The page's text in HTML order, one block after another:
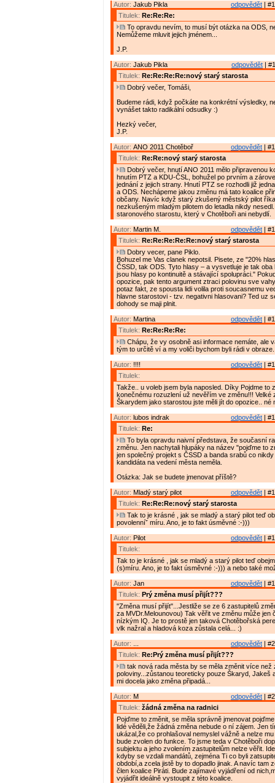
odpovědět |
Autor: Jakub Pikla
Titulek: Re:Re:Re:
To opravdu nevím, to musí být otázka na ODS,
Nemůžeme mluvit jejich jménem...
J.P.
odpovědět |
Autor: Jakub Pikla
Titulek: Re:Re:Re:Re:nový starý starosta
Dobrý večer, Tomáši,
Budeme rádi, když počkáte na konkrétní výsledky,
vynášet takto radikální odsudky :)
Hezký večer,
J.P.
odpovědět |
Autor: ANO 2011 Chotěboř
Titulek: Re:Re:nový starý starosta
Dobrý večer, hnutí ANO 2011 mělo připravenou
hnutím PTZ a KDU-ČSL, bohužel po prvním a
jednání z jejich strany. Hnutí PTZ se rozhodli již
a ODS. Nechápeme jakou změnu má tato koalice
občany. Navíc když starý zkušený městský pilot
nezkušeným mladým pilotem do letadla nikdy
staronového starostu, který v Chotěboři ani nebydlí.
odpovědět |
Autor: Martin M.
Titulek: Re:Re:Re:Re:Re:nový starý starosta
Dobry vecer, pane Piklo.
Bohuzel me Vas clanek nepotsil. Pisete, ze "20%
ČSSD, tak ODS. Tyto hlasy – a vysvetluje je tak oba
jsou hlasy po kontinuitě a stávající spolupráci."
opozice, pak tento argument ztraci polovinu sve
potaz fakt, ze spousta lidi volila proti soucasnemu
hlavne starostovi - tzv. negativni hlasovani? Ted uz
dohody se maji plnit.
odpovědět |
Autor: Martina
Titulek: Re:Re:Re:Re:
Chápu, že vy osobně asi informace nemáte, ale
tým to určitě ví a my voliči bychom byli rádi v obraze.
odpovědět |
Autor: !!!!
Titulek:
Takže.. u voleb jsem byla naposled. Díky Pojdme to
konečnému rozuzlení už nevěřím ve změnu!!! Velké
Škarydem jako starostou jste měli jít do opozice.. né
odpovědět |
Autor: lubos indrak
Titulek: Re:
To byla opravdu naivní představa, že současní
změnu. Jen nachytali hlupáky na název "pojďme to
jen společný projekt s ČSSD a banda srabů co
kandidáta na vedení města neměla.
Otázka: Jak se budete jmenovat příště?
odpovědět |
Autor: Mladý starý pilot
Titulek: Re:Re:Re:nový starý starosta
Tak to je krásné , jak se mladý a starý pilot teď
povolenníˇ míru. Ano, je to fakt úsměvné :-)))
odpovědět |
Autor: Pilot
Titulek:
Tak to je krásné , jak se mladý a starý pilot teď
(s)míru. Ano, je to fakt úsměvné :-))) a nebo také
odpovědět |
Autor: Jan
Titulek: Prý změna musí přijít???
"Změna musí přijít"...Jestliže se ze 6 zastupitelů
za MVDr.Melounovou) Tak věřit ve změnu může jen
nízkým IQ. Je to prostě jen taková Chotěbořská
vlk nažral a hladová koza zůstala celá... :)
odpovědět |
Autor:
Titulek: Re:Prý změna musí přijít???
tak nová rada města by se měla změnit více než
poloviny...zůstanou teoreticky pouze Škaryd, Jakeš
mi docela jako změna připadá...
odpovědět |
Autor: M
Titulek: žádná změna na radnici
Pojďme to změnit, se měla správně jmenovat
lidé věděli,že žádná změna nebude o ní zájem. Jen
ukázal,že co prohlašoval nemyslel vážně a nelze
bude zvolen do funkce. To jsme teda v Chotěboři
subjektu a jeho zvolením zastupitelům nelze věřit.
kdyby se vzdali mandátů, zejména Ti co byli
období,a zcela jistě by to dopadlo jinak. A navíc tam
člen koalice Piráti. Bude zajímavé vyjádření od
vyjádřit ideálně vystoupit z této koalice.